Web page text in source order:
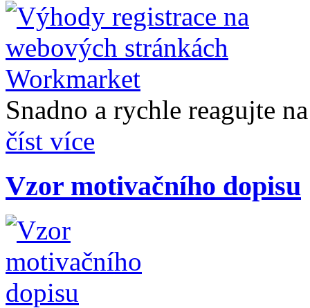
Snadno a rychle reagujte
číst více
Vzor motivačního dopisu